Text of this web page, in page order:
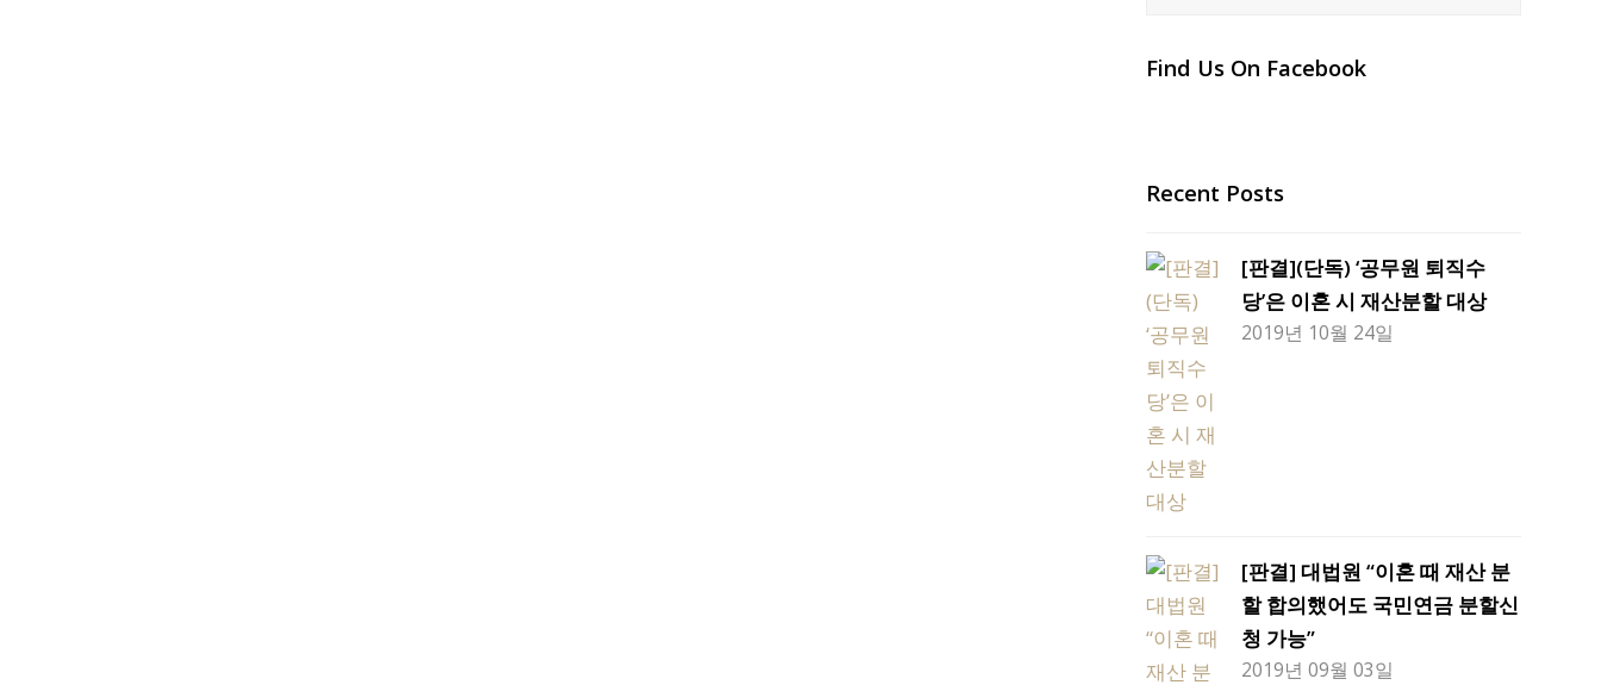
Find Us On Facebook
Recent Posts
[판결](단독) ‘공무원 퇴직수
당’은 이혼 시 재산분할 대상
2019년 10월 24일
[판결] 대법원 “이혼 때 재산 분
할 합의했어도 국민연금 분할신
청 가능”
2019년 09월 03일